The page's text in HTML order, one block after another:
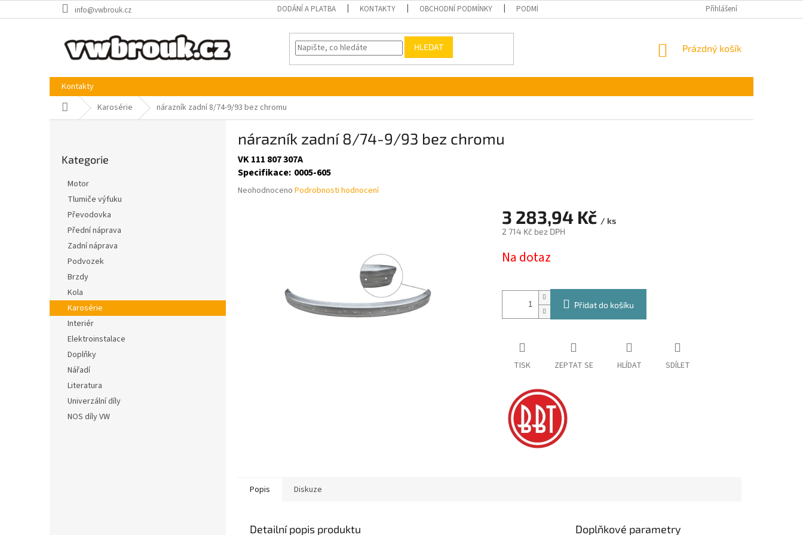
na
info@vwbrouk.cz DODÁNÍ A PLATBA KONTAKTY OBCHODNÍ PODMÍNKY PODMÍNKY OCHRANY OSOBNÍCH ÚDAJŮ Přihlášení
HLEDAT
NÁKUPNÍ
Prázdný košík
Kontakty
Domů Karosérie nárazník zadní 8/74-9/93 bez chromu
l
kategorie
Kategorie
Motor
Tlumiče výfuku
Převodovka
Přední náprava
Zadní náprava
Podvozek
Brzdy
Kola
Karosérie
Interiér
Elektroinstalace
Doplňky
Nářadí
Literatura
Univerzální díly
NOS díly VW
nárazník zadní 8/74-9/93 bez chromu
VK 111 807 307A
Specifikace: 0005-605
Průměrné
Neohodnoceno Podrobnosti hodnocení
3 283,94 Kč / ks
2 714 Kč bez DPH
cena:
Na dotaz
Přidat do košíku
TISK ZEPTAT SE HLÍDAT SDÍLET
Popis Diskuze
Detailní popis produktu
Doplňkové parametry